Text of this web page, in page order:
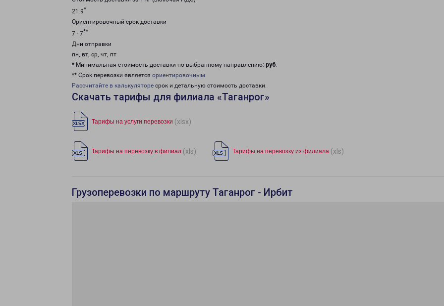
21.9*
Ориентировочный срок доставки
7 - 7**
Дни отправки
пн, вт, ср, чт, пт
* Минимальная стоимость доставки по выбранному направлению: руб.
** Срок перевозки является ориентировочным
Рассчитайте в калькуляторе срок и детальную стоимость доставки.
Скачать тарифы для филиала «Таганрог»
Тарифы на услуги перевозки (xlsx)
Тарифы на перевозку в филиал (xls) Тарифы на перевозку из филиала (xls)
Грузоперевозки по маршруту Таганрог - Ирбит